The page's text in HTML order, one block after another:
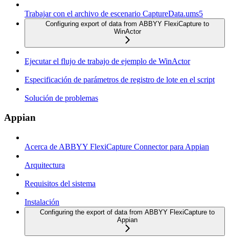
Trabajar con el archivo de escenario CaptureData.ums5
Configuring export of data from ABBYY FlexiCapture to
WinActor
Ejecutar el flujo de trabajo de ejemplo de WinActor
Especificación de parámetros de registro de lote en el script
Solución de problemas
Appian
Acerca de ABBYY FlexiCapture Connector para Appian
Arquitectura
Requisitos del sistema
Instalación
Configuring the export of data from ABBYY FlexiCapture to
Appian